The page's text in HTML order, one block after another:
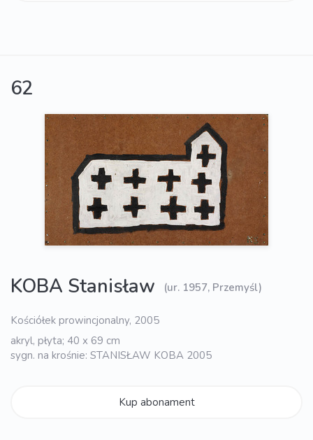
62
KOBA Stanisław (ur. 1957, Przemyśl)
Kościółek prowincjonalny, 2005
akryl, płyta; 40 x 69 cm
sygn. na krośnie: STANISŁAW KOBA 2005
Kup abonament